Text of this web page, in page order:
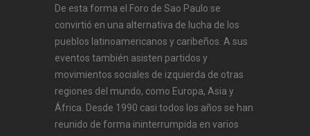
De esta forma el Foro de Sao Paulo se
convirtió en una alternativa de lucha de los
pueblos latinoamericanos y caribeños. A sus
eventos también asisten partidos y
movimientos sociales de izquierda de otras
regiones del mundo, como Europa, Asia y
África. Desde 1990 casi todos los años se han
reunido de forma ininterrumpida en varios